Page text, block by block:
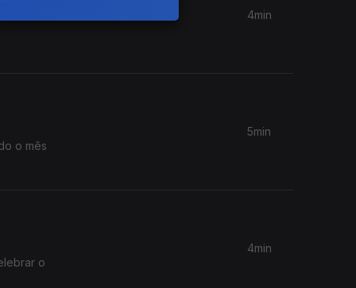
4min
o mês
5min
o
4min